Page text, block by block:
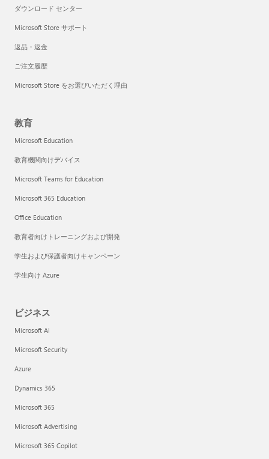
ダウンロード センター
Microsoft Store サポート
返品・返金
ご注文履歴
Microsoft Store をお選びいただく理由
教育
Microsoft Education
教育機関向けデバイス
Microsoft Teams for Education
Microsoft 365 Education
Office Education
教育者向けトレーニングおよび開発
学生および保護者向けキャンペーン
学生向け Azure
ビジネス
Microsoft AI
Microsoft Security
Azure
Dynamics 365
Microsoft 365
Microsoft Advertising
Microsoft 365 Copilot